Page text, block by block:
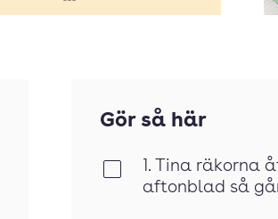
Gör så här
1. Tina räkorna
aftonblad så